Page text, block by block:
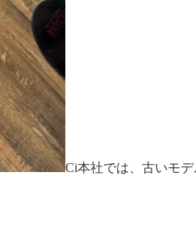
Ci本社では、古いモ